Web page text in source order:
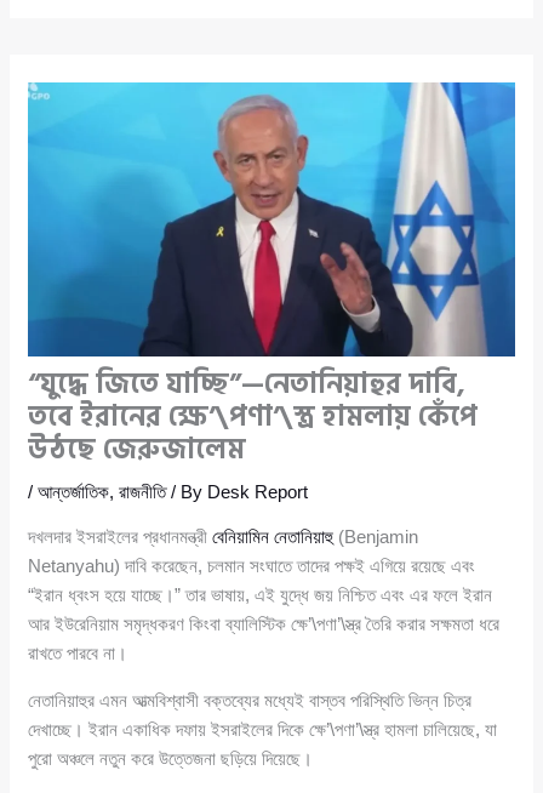
“যুদ্ধে জিতে যাচ্ছি”—নেতানিয়াহুর দাবি,
তবে ইরানের ক্ষে’\পণা’\স্ত্র হামলায় কেঁপে
উঠছে জেরুজালেম
/আন্তর্জাতিক,রাজনীতি/ By Desk Report
দখলদার ইসরাইলের প্রধানমন্ত্রীবেনিয়ামিন নেতানিয়াহু (Benjamin
Netanyahu) দাবি করেছেন, চলমান সংঘাতে তাদের পক্ষই এগিয়ে রয়েছে এবং
“ইরান ধ্বংস হয়ে যাচ্ছে।” তার ভাষায়, এই যুদ্ধে জয় নিশ্চিত এবং এর ফলে ইরান
আর ইউরেনিয়াম সমৃদ্ধকরণ কিংবা ব্যালিস্টিক ক্ষে’\পণা’\স্ত্র তৈরি করার সক্ষমতা ধরে
রাখতে পারবে না।
নেতানিয়াহুর এমন আত্মবিশ্বাসী বক্তব্যের মধ্যেই বাস্তব পরিস্থিতি ভিন্ন চিত্র
দেখাচ্ছে। ইরান একাধিক দফায় ইসরাইলের দিকে ক্ষে’\পণা’\স্ত্র হামলা চালিয়েছে, যা
পুরো অঞ্চলে নতুন করে উত্তেজনা ছড়িয়ে দিয়েছে।